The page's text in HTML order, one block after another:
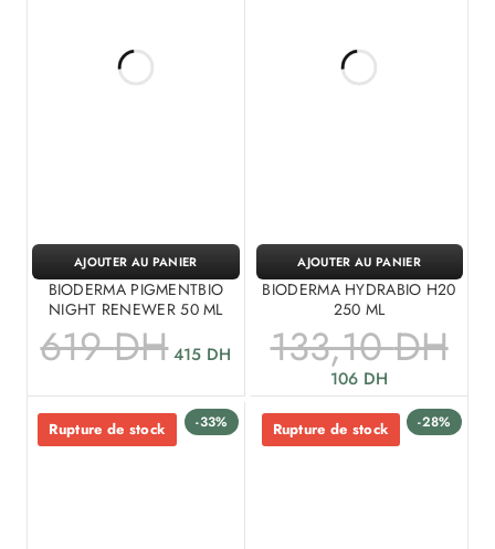
BIODERMA PIGMENTBIO
NIGHT RENEWER 50 ML
619DH 415 DH
AJOUTER AU PANIER
BIODERMA HYDRABIO H20
250 ML
133,10DH
106 DH
AJOUTER AU PANIER
-33%
Rupture de stock -28%
Rupture de stock